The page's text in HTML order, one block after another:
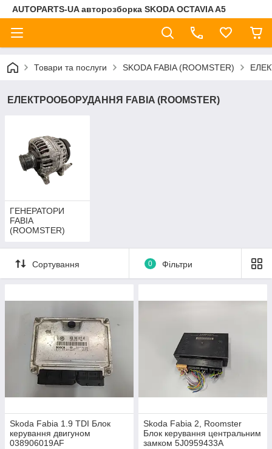
AUTOPARTS-UA авторозборка SKODA OCTAVIA A5
Товари та послуги SKODA FABIA (ROOMSTER)
ЕЛЕКТРООБОРУДАННЯ FABIA (ROOMSTER)
ГЕНЕРАТОРИ
FABIA
(ROOMSTER)
Сортування 0 Фільтри
Skoda Fabia 1.9 TDI Блок
керування двигуном
038906019AF
Skoda Fabia 2, Roomster
Блок керування центральним
замком 5J0959433A